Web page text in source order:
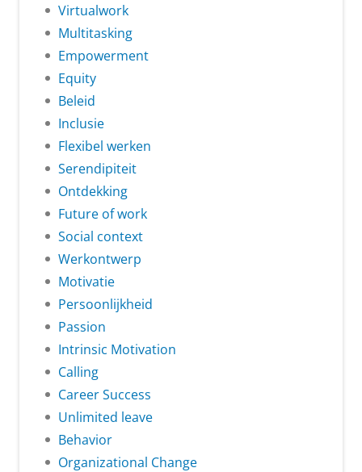
Virtualwork
Multitasking
Empowerment
Equity
Beleid
Inclusie
Flexibel werken
Serendipiteit
Ontdekking
Future of work
Social context
Werkontwerp
Motivatie
Persoonlijkheid
Passion
Intrinsic Motivation
Calling
Career Success
Unlimited leave
Behavior
Organizational Change